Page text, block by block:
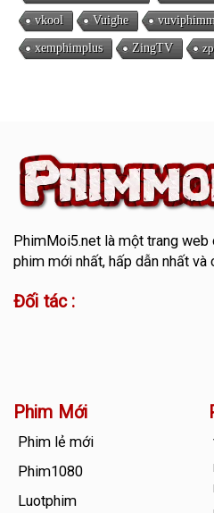
vkool Vuighe
xemphimplus ZingTV
PhimMoi5.netlà một trang web
phim mới nhất, hấp dẫn nhất và
Đối tác :
Phim Mới
Phim lẻ mới
Phim1080
Luotphim